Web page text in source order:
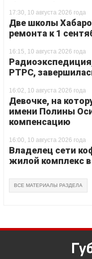
17:30, 10 августа 2026 года
Две школы
ремонта к 1
16:15, 10 августа 2026 года
РТРС,
16:02, 10 августа 2026 года
Девочке, на
имени Полины
компенсацию
16:00, 10 августа 2026 года
Владелец сети
жилой комплекс в
ВСЕ МАТЕРИАЛЫ РАЗДЕЛА